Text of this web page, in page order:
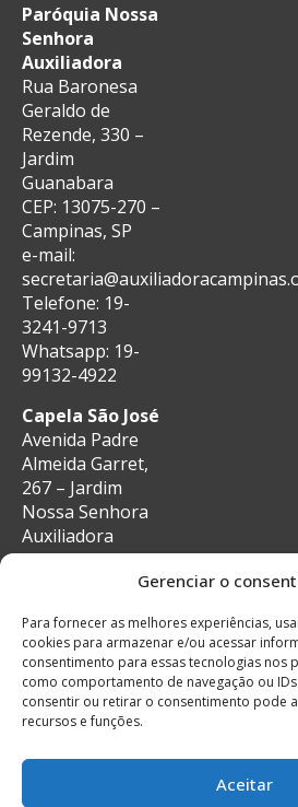
Gerenciar o
Para fornecer as melhores experiências,
cookies para armazenar e/ou acessar
consentimento para essas tecnologias nos
como comportamento de navegação ou
consentir ou retirar o consentimento pode
recursos e funções.
Aceitar
Paróquia Nossa
Senhora
Auxiliadora
Rua Baronesa
Geraldo de
Rezende, 330 –
Jardim
Guanabara
CEP: 13075-270 –
Campinas, SP
e-mail:
Telefone: 19-
3241-9713
Whatsapp: 19-
99132-4922
Capela São José
Avenida Padre
Almeida Garret,
267 – Jardim
Nossa Senhora
Auxiliadora
CEP: 13087-29 –
Telefone: 19-
3241-9713
Whatsapp: 19-
99132-4922